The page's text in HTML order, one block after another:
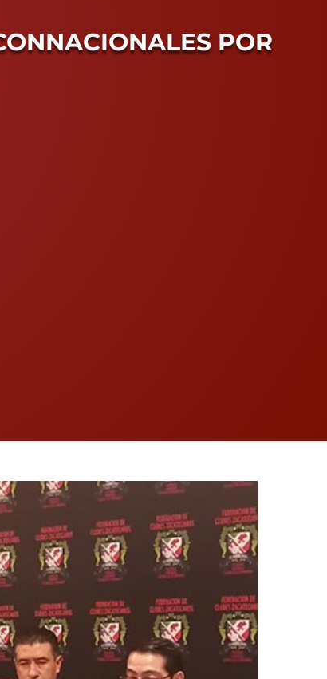
POR